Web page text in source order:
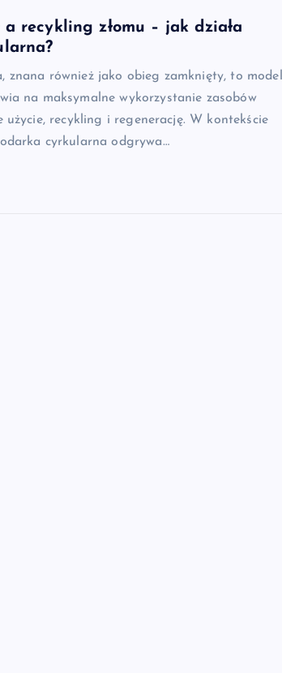
recykling złomu – jak działa
znana również jako obieg zamknięty, to model
na maksymalne wykorzystanie zasobów
użycie, recykling i regenerację. W kontekście
cyrkularna odgrywa…